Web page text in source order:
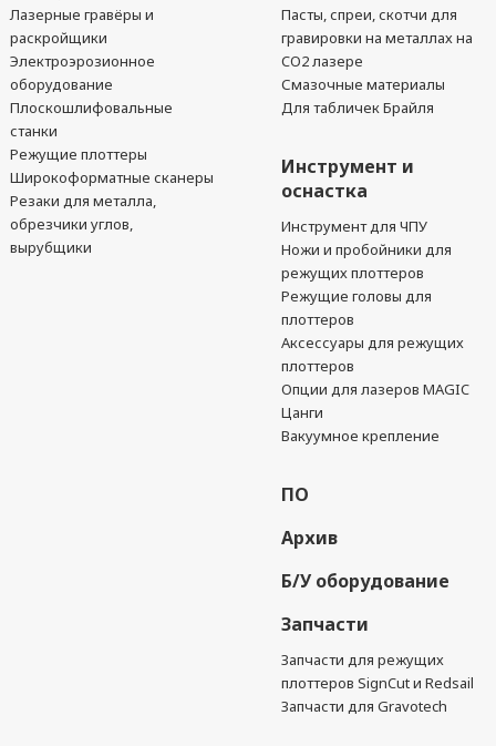
Лазерные гравёры и
раскройщики
Электроэрозионное
оборудование
Плоскошлифовальные
станки
Режущие плоттеры
Широкоформатные сканеры
Резаки для металла,
обрезчики углов,
вырубщики
Пасты, спреи, скотчи для
гравировки на металлах на
CO2 лазере
Смазочные материалы
Для табличек Брайля
Инструмент и
оснастка
Инструмент для ЧПУ
Ножи и пробойники для
режущих плоттеров
Режущие головы для
плоттеров
Аксессуары для режущих
плоттеров
Опции для лазеров MAGIC
Цанги
Вакуумное крепление
ПО
Архив
Б/У оборудование
Запчасти
Запчасти для режущих
плоттеров SignCut и Redsail
Запчасти для Gravotech